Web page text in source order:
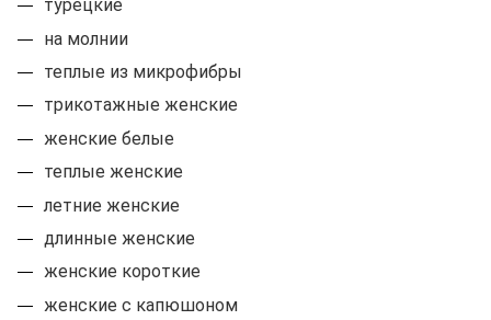
на молнии
теплые из микрофибры
трикотажные женские
женские белые
теплые женские
летние женские
длинные женские
женские короткие
женские с капюшоном